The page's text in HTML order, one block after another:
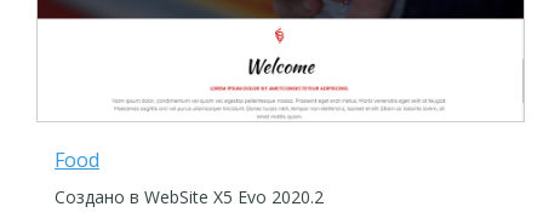
Food
Создано в WebSite X5 Evo 2020.2